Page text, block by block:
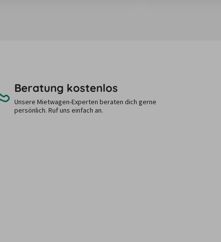
Beratung kostenlos
Unsere Mietwagen-Experten beraten dich gerne
persönlich. Ruf uns einfach an.